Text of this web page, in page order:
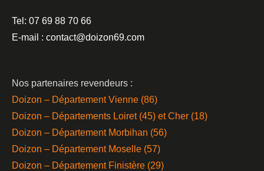
Tel: 07 69 88 70 66
E-mail : contact@doizon69.com
Nos partenaires revendeurs :
Doizon – Département Vienne (86)
Doizon – Départements Loiret (45) et Cher (18)
Doizon – Département Morbihan (56)
Doizon – Département Moselle (57)
Doizon – Département Finistère (29)